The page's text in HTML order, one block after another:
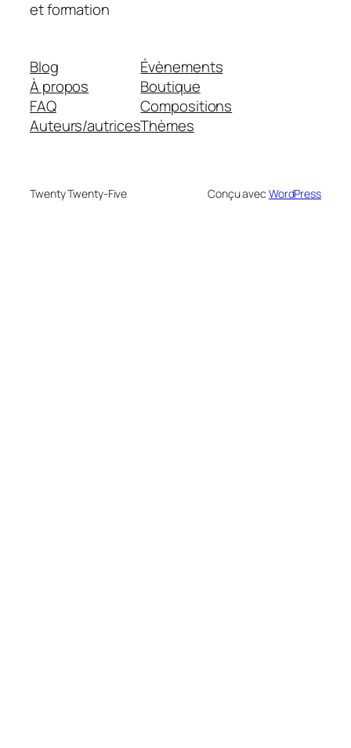
et formation
Blog
À propos
FAQ
Auteurs/autrices
Évènements
Boutique
Compositions
Thèmes
Twenty Twenty-Five Conçu avec WordPress